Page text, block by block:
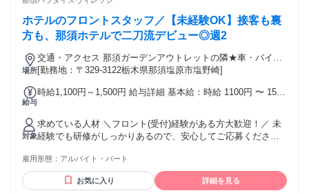
ホテルのフロントスタッフ／【未経験OK】接客も裏
方も、那須ホテルで二刀流デビュー◎週2
場所
交通・アクセス 那須ガーデンアウトレットの隣★車・バイ
ク・自転車通勤OK ★「那須塩原駅」から無料シャトルバスあ
[勤務地：〒329-3122栃木県那須塩原市塩野崎]
給与
時給1,100円～1,500円 給与詳細 基本給：時給 1100円 〜 1500
は高時給スタートも！ ※面接時にご経験をお伺いいたします
対象
求めている人材 ＼フロント(受付)経験がある方大歓迎！／ 未
経験でも研修がしっかりあるので、安心してご応募ください
●ホテルの業務を全部学びたい！ ●1つの仕事に飽きてしま
う！ ●掃除することが好き！ ●人と話すことが好き！
雇用形態： アルバイト・パート
お気に入り 詳細を見る